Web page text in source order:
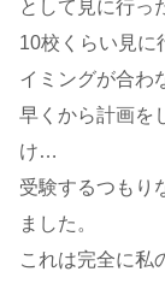
として見に行っ
10校くらい見に
イミングが合わ
早くから計画を
け…
受験するつもり
ました。
これは完全に私